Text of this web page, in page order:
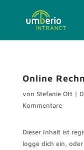
Online
von Stefanie Ott|
Kommentare
Dieser Inhalt ist
logge dich ein,